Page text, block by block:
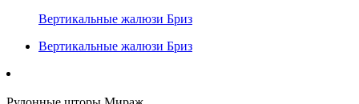
Вертикальные жалюзи Бриз
Вертикальные жалюзи Бриз